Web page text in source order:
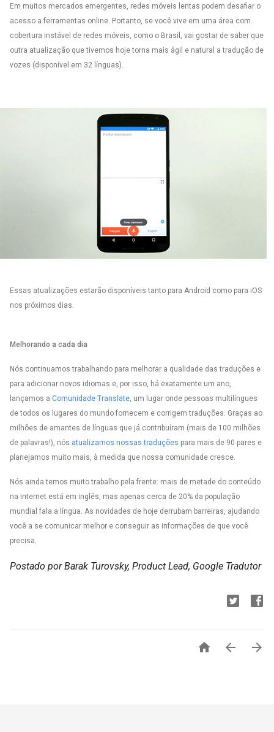
Em muitos mercados emergentes, redes móveis lentas podem desafiar o
acesso a ferramentas online. Portanto, se você vive em uma área com
cobertura instável de redes móveis, como o Brasil, vai gostar de saber que
outra atualização que tivemos hoje torna mais ágil e natural a tradução de
vozes (disponível em 32 línguas).
Essas atualizações estarão disponíveis tanto para Android como para iOS
nos próximos dias.
Melhorando a cada dia
Nós continuamos trabalhando para melhorar a qualidade das traduções e
para adicionar novos idiomas e, por isso, há exatamente um ano,
lançamos a Comunidade Translate , um lugar onde pessoas multilíngues
de todos os lugares do mundo fornecem e corrigem traduções. Graças ao
milhões de amantes de línguas que já contribuíram (mais de 100 milhões
de palavras!), nós atualizamos nossas traduções para mais de 90 pares e
planejamos muito mais, à medida que nossa comunidade cresce.
Nós ainda temos muito trabalho pela frente: mais de metade do conteúdo
na internet está em inglês, mas apenas cerca de 20% da população
mundial fala a língua. As novidades de hoje derrubam barreiras, ajudando
você a se comunicar melhor e conseguir as informações de que você
precisa.
Postado por Barak Turovsky, Product Lead, Google Tradutor
  